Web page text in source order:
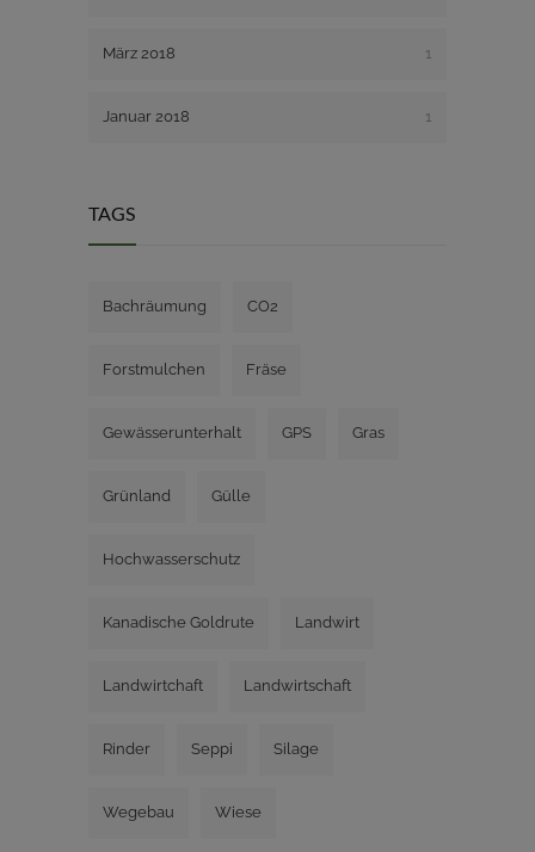
März 2018 1
Januar 2018 1
TAGS
Bachräumung CO2
Forstmulchen Fräse
Gewässerunterhalt GPS Gras
Grünland Gülle
Hochwasserschutz
Kanadische Goldrute Landwirt
Landwirtchaft Landwirtschaft
Rinder Seppi Silage
Wegebau Wiese